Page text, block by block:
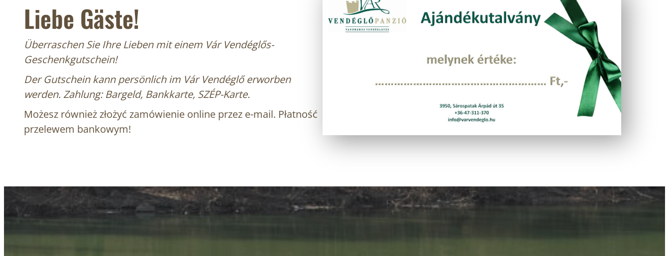
Liebe Gäste!
Überraschen Sie Ihre Lieben mit einem Vár Vendéglős-
Geschenkgutschein!
Der Gutschein kann persönlich im Vár Vendéglő erworben
werden. Zahlung: Bargeld, Bankkarte, SZÉP-Karte.
Możesz również złożyć zamówienie online przez e-mail. Płatność
przelewem bankowym!